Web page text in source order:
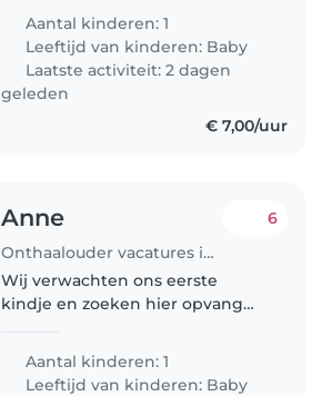
verplaatsing. Wij zoeken een
lieve en geduldige babysitter
voor onze baby van 2 maanden.
Jij..
Aantal kinderen: 1
Leeftijd van kinderen: Baby
Laatste activiteit: 2 dagen
geleden
€ 7,00/uur
Anne
Onthaalouder vacatures in Antwerpen
6
Wij verwachten ons eerste
kindje en zoeken hier opvang
Aantal kinderen: 1
Leeftijd van kinderen: Baby